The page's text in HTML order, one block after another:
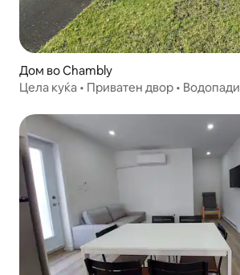
Дом во Chambly
Цела куќа • Приватен двор • Водопади